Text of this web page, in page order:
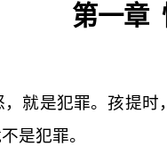
第一章
就是犯罪。孩提
是犯罪。